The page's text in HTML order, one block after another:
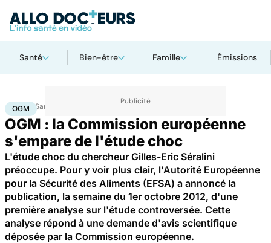
Santé Bien-être Famille Émissions
AccueilSanté
OGM
OGM : la Commission européenne
s'empare de l'étude choc
L'étude choc du chercheur Gilles-Eric Séralini
préoccupe. Pour y voir plus clair, l'Autorité Européenne
pour la Sécurité des Aliments (EFSA) a annoncé la
publication, la semaine du 1er octobre 2012, d'une
première analyse sur l'étude controversée. Cette
analyse répond à une demande d'avis scientifique
déposée par la Commission européenne.